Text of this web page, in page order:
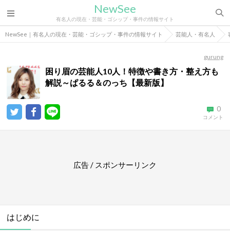
NewSee
有名人の現在・芸能・ゴシップ・事件の情報サイト
NewSee｜有名人の現在・芸能・ゴシップ・事件の情報サイト 芸能人・有名人
gurung
困り眉の芸能人10人！特徴や書き方・整え方も
解説～ぱるる＆のっち【最新版】
0
コメント
広告 / スポンサーリンク
はじめに